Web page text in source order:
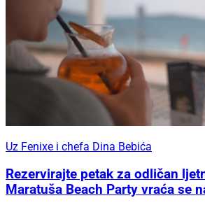
Uz Fenixe i chefa Dina Bebića
Rezervirajte petak za odličan
Maratuša Beach Party vraća se